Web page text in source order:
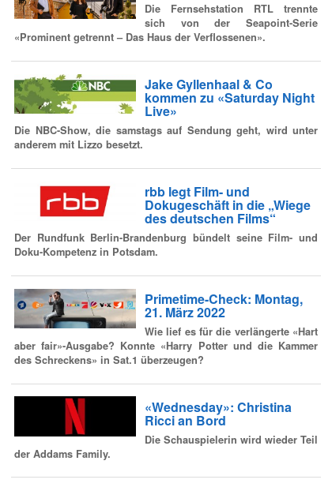
Die Fernsehstation RTL trennte
sich von der Seapoint-Serie
«Prominent getrennt – Das Haus der Verflossenen».
Jake Gyllenhaal & Co
kommen zu «Saturday Night
Live»
Die NBC-Show, die samstags auf Sendung geht, wird unter
anderem mit Lizzo besetzt.
rbb legt Film- und
Dokugeschäft in die „Wiege
des deutschen Films“
Der Rundfunk Berlin-Brandenburg bündelt seine Film- und
Doku-Kompetenz in Potsdam.
Primetime-Check: Montag,
21. März 2022
Wie lief es für die verlängerte «Hart
aber fair»-Ausgabe? Konnte «Harry Potter und die Kammer
des Schreckens» in Sat.1 überzeugen?
«Wednesday»: Christina
Ricci an Bord
Die Schauspielerin wird wieder Teil
der Addams Family.